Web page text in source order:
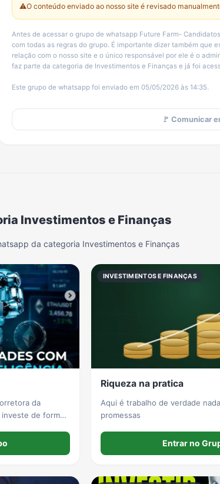
⚠️O conteúdo enviado ao nosso site é revisado
Antes de acessar o grupo de whatsapp Future Farm-
com todas as regras do grupo. É importante dizer também que
relação com o nosso site e o único responsável por ele é o
faz parte da categoria de Investimentos e Finanças e já foi
Este grupo de whatsapp foi enviado em 05/05/2026 às 14:35.
🚩 Comunicar
Investimentos e Finanças
da categoria Investimentos e Finanças
da
de forma
INVESTIMENTOS E FINANÇAS
Riqueza na pratica
Aqui é trabalho de verdade
promessas
Entrar no